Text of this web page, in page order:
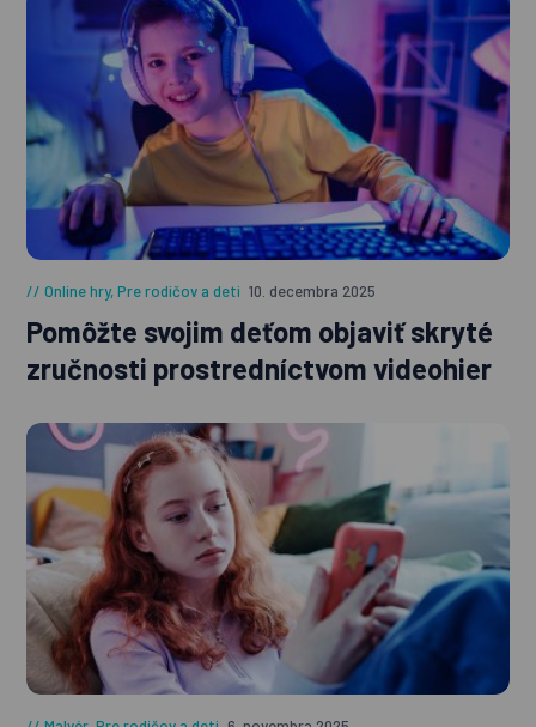
Online hry,Pre rodičov a deti 10. decembra 2025
Pomôžte svojim deťom objaviť skryté
zručnosti prostredníctvom videohier